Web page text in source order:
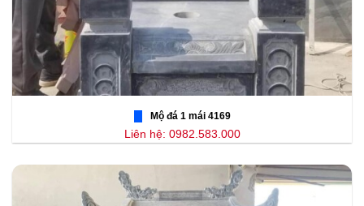
Mộ đá 1 mái 4169
Liên hệ: 0982.583.000